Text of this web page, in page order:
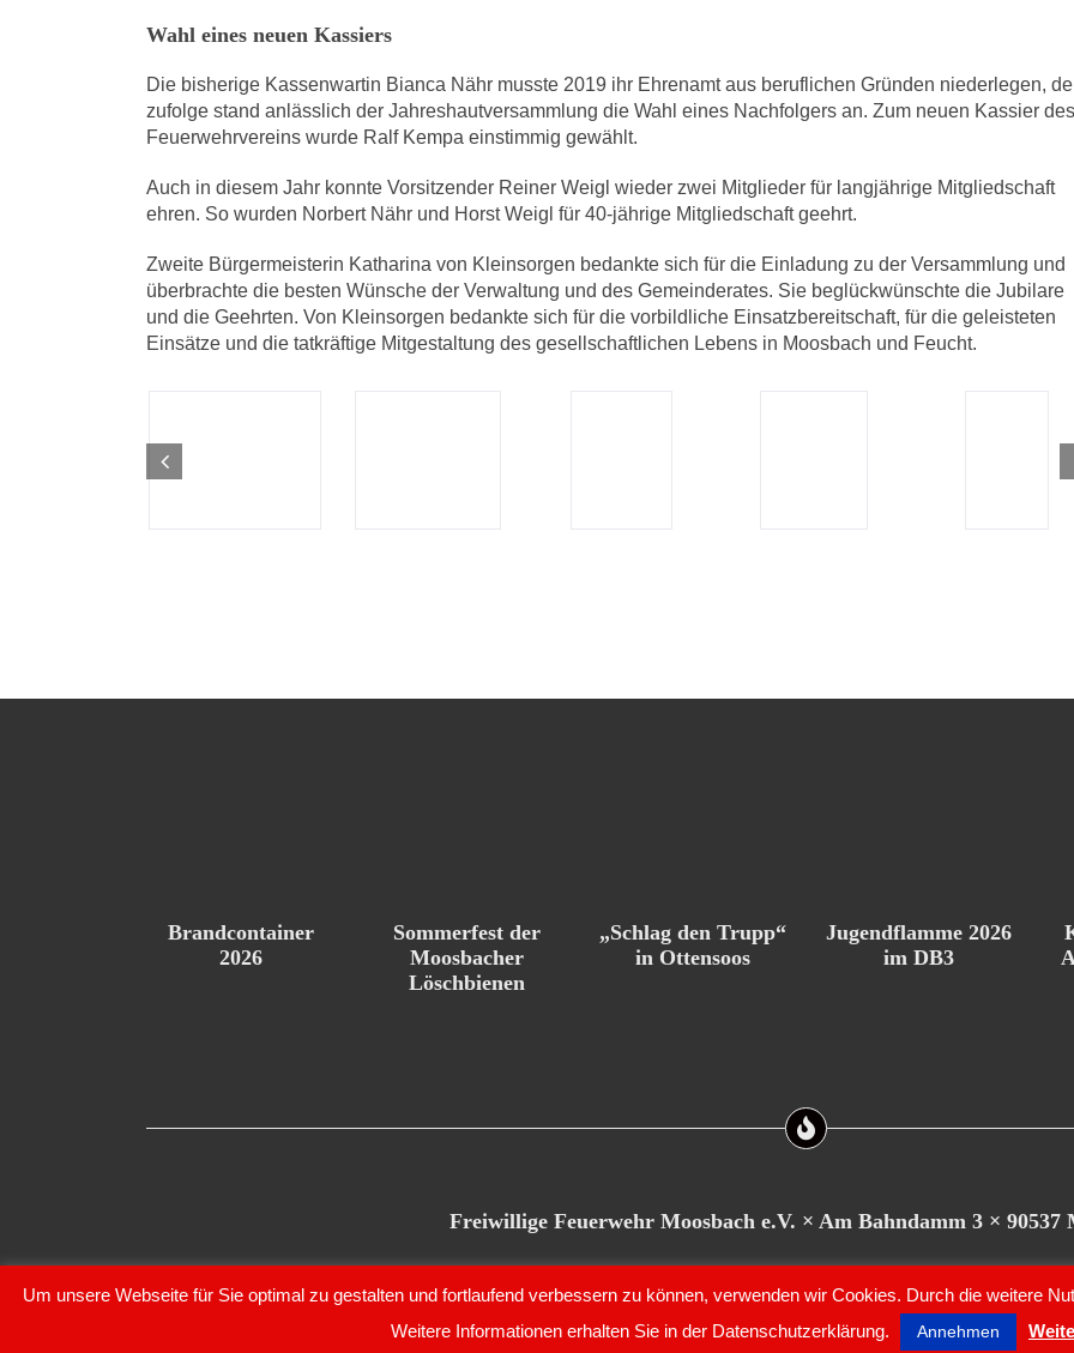
Wahl eines neuen Kassiers
Die bisherige Kassenwartin Bianca Nähr musste 2019 ihr Ehrenamt aus beruflichen Gründen niederlegen,
zufolge stand anlässlich der Jahreshautversammlung die Wahl eines Nachfolgers an. Zum neuen Kassier des
Feuerwehrvereins wurde Ralf Kempa einstimmig gewählt.
Auch in diesem Jahr konnte Vorsitzender Reiner Weigl wieder zwei Mitglieder für langjährige Mitgliedschaft
ehren. So wurden Norbert Nähr und Horst Weigl für 40-jährige Mitgliedschaft geehrt.
Zweite Bürgermeisterin Katharina von Kleinsorgen bedankte sich für die Einladung zu der Versammlung und
überbrachte die besten Wünsche der Verwaltung und des Gemeinderates. Sie beglückwünschte die Jubilare
und die Geehrten. Von Kleinsorgen bedankte sich für die vorbildliche Einsatzbereitschaft, für die geleisteten
Einsätze und die tatkräftige Mitgestaltung des gesellschaftlichen Lebens in Moosbach und Feucht.
Brandcontainer
2026
Sommerfest der
Moosbacher
Löschbienen
„Schlag den Trupp“
in Ottensoos
Jugendflamme 2026
im DB3
Freiwillige Feuerwehr Moosbach e.V. × Am Bahndamm 3 × 90537
Um unsere Webseite für Sie optimal zu gestalten und fortlaufend verbessern zu können, verwenden wir Cookies. Durch die weitere
Weitere Informationen erhalten Sie in der Datenschutzerklärung.
Annehmen